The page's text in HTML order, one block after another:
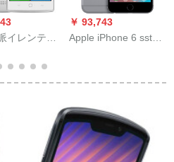
イレンテリ
ンバス4 G
－バ版（1
G ROM）
れました。
￥ 93,743
Apple iPhone 6 sstウ